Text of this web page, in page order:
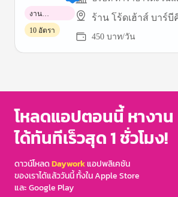
ร้าน โร้ดเฮ้าส์ บาร์บี
450 บาท/วัน
งาน
พาร์ทไทม์
10 อัตรา
of
โหลดแอปตอนนี้ หางาน
ได้ทันทีเร็วสุด 1 ชั่วโมง!
ดาวน์โหลดDayworkแอปพลิเคชัน
ของเราได้แล้ววันนี้ ทั้งใน Apple Store
และ Google Play